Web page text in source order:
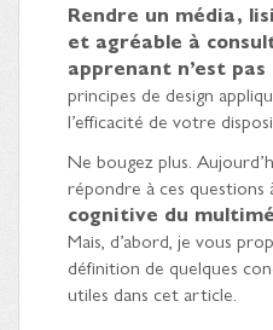
Rendre un média,
et agréable à
apprenant n’est
principes de design
l’efficacité de votre
Ne bougez plus.
répondre à ces questions
cognitive du
Mais, d’abord, je vous
définition de quelques
utiles dans cet article.